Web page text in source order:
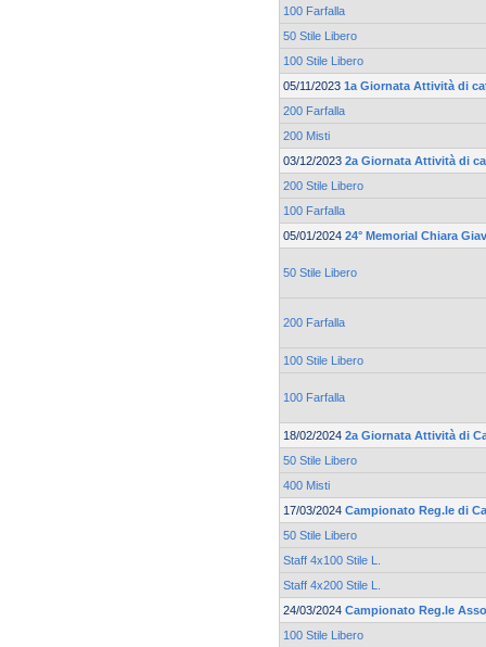
100 Farfalla
50 Stile Libero
100 Stile Libero
05/11/2023 1a Giornata Attività di
200 Farfalla
200 Misti
03/12/2023 2a Giornata Attività di
200 Stile Libero
100 Farfalla
05/01/2024 24° Memorial Chiara
50 Stile Libero
200 Farfalla
100 Stile Libero
100 Farfalla
18/02/2024 2a Giornata Attività di
50 Stile Libero
400 Misti
17/03/2024 Campionato Reg.le di
50 Stile Libero
Staff 4x100 Stile L.
Staff 4x200 Stile L.
24/03/2024 Campionato Reg.le
100 Stile Libero